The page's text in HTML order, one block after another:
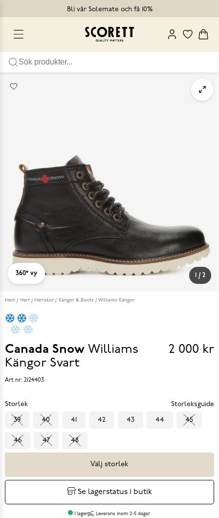
Bli vår Solemate och få 10%
/ 2
360° vy
Hem Herr Herrskor Kängor & Boots Williams Kängor
Canada Snow Williams
Kängor Svart
Pris
2 000 kr
Art nr: 2124403
Storlek Storleksguide
39 40 41 42 43 44 45
46 47 48
Välj storlek
Se lagerstatus i butik
I lager Leverans inom 2-5 dagar